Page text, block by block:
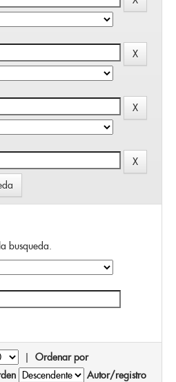
busqueda.
| Ordenar por
Autor/registro